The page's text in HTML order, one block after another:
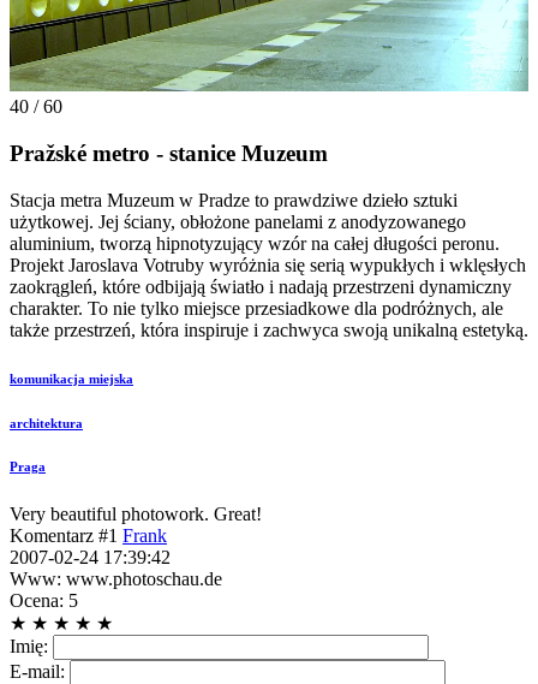
40 / 60
Pražské metro - stanice Muzeum
Stacja metra Muzeum w Pradze to prawdziwe dzieło sztuki
użytkowej. Jej ściany, obłożone panelami z anodyzowanego
aluminium, tworzą hipnotyzujący wzór na całej długości peronu.
Projekt Jaroslava Votruby wyróżnia się serią wypukłych i wklęsłych
zaokrągleń, które odbijają światło i nadają przestrzeni dynamiczny
charakter. To nie tylko miejsce przesiadkowe dla podróżnych, ale
także przestrzeń, która inspiruje i zachwyca swoją unikalną estetyką.
komunikacja miejska
architektura
Praga
Very beautiful photowork. Great!
Komentarz #1 Frank
2007-02-24 17:39:42
Www: www.photoschau.de
Ocena: 5
★ ★ ★ ★ ★
Imię:
E-mail: